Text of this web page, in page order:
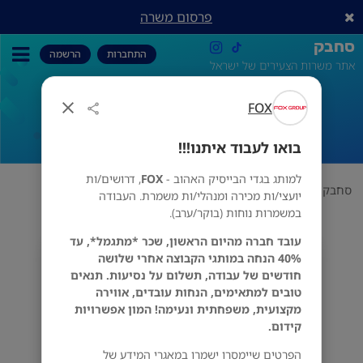
FOX
בואו לעבוד איתנו!!!
למותג בגדי הבייסיק האהוב - FOX, דרושים/ות
יועצי/ות מכירה ומנהלי/ות משמרת. העבודה
במשמרות נוחות (בוקר/ערב).
עובד חברה מהיום הראשון, שכר *מתגמל*, עד
40% הנחה במותגי הקבוצה אחרי שלושה
חודשים של עבודה, תשלום על נסיעות. תנאים
טובים למתאימים, הנחות עובדים, אווירה
מקצועית, משפחתית ונעימה! המון אפשרויות
קידום.
הפרטים שיימסרו ישמרו במאגרי המידע של
פרסום משרה
סחבק
אתר משרות הצעירים של ישראל
התחברות הרשמה
בואו לעבוד איתנו!!!
סחבק אופנה FOX בואו לעבוד איתנו!!!
FOX
מס' אזורים